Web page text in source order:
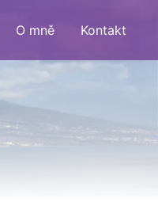
O mně Kontakt